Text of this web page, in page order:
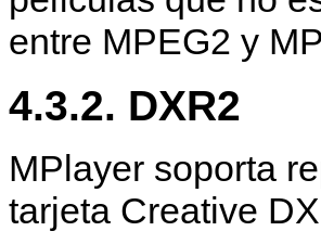
entre MPEG2 y
4.3.2. DXR2
MPlayer soporta
tarjeta Creative